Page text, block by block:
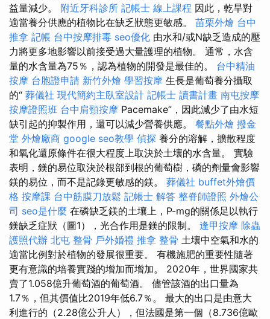
益量減少。 附近牙科診所 記帳士 線上課程 因此，乾旱對
適當養分供應的植物比在缺乏狀態更敏感。 苗栗外燴 台中
推拿 記帳 台中按摩排毒 seo優化 由水和/或N缺乏造成的壓
力將更多地影響以前接受過大量護理的植物。 通常，水含
量的水含量為75％，認為植物的開發是最佳的。 台中精油
按摩 台胞證申請 新竹外燴 學習按摩 生長是葡萄養分攝取
的“ 葬儀社 現代簡約主臥室設計 記帳士 讀書計畫 南屯按摩
按摩證照班 台中肩頸按摩 Pacemake”，因此減少了由水短
缺引起的抑製作用，還可以減少營養供應。 餐點外燴 撥金
堂 外燴廠商 google seo教學 偵探 養分的溶解，擴散程度
和氧化還原條件在很大程度上取決於土壤的水含量。 實驗
表明，鎂的易位取決於根部到根的葡萄樹，磷的劑量會影響
鎂的易位，而不是記錄更敏感的鎂。 葬儀社 buffet外燴價
格 按摩課 台中筋膜刀放鬆 記帳士 解答 整脊師證照 外燴公
司 seo是什麼 在磷缺乏鎂的土壤上，P-mg的關係足以執行
鎂缺乏症狀（圖1），光合作用是鎂的限制。 逢甲按摩 除蟲
護照代辦 北屯 整骨 戶外婚禮 推拿 整骨 土壤中空氣和水的
適當比例對於植物的發展很重要。 有機施肥的重要性隨著
更有意識的培養實踐的增加而增加。 2020年，世界國家共
賣了1.058億升葡萄酒的葡萄酒。 儘管該酒的出口量為
1.7％，但其價值比2019年低6.7％。 最大的出口是由意大
利進行的（2.28億公升人），但法國是第一個（8.736億歐